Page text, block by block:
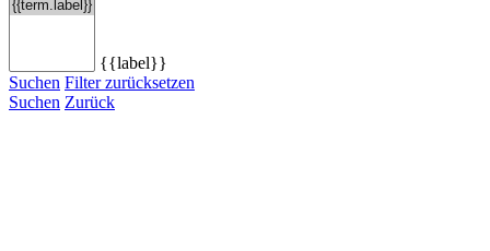
{{label}}
Suchen Filter zurücksetzen
Suchen Zurück